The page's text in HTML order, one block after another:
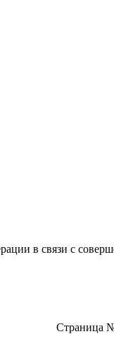
в связи с
Страница